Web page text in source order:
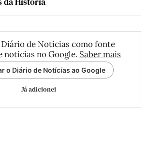
Diário de Notícias como fonte
notícias no Google. Saber mais
o Diário de Notícias ao Google
Já adicionei